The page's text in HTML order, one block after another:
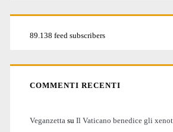
89.138 feed subscribers
COMMENTI RECENTI
Veganzetta su Il Vaticano benedice gli